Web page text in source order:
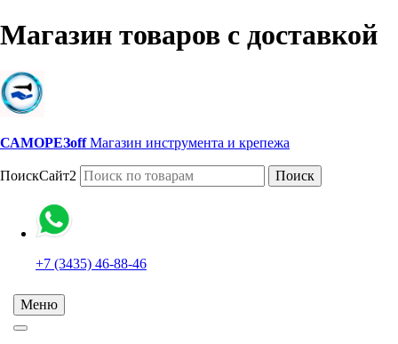
Магазин товаров с доставкой
САМОРЕЗoff Магазин инструмента и крепежа
ПоискСайт2 Поиск
+7 (3435) 46-88-46
Меню